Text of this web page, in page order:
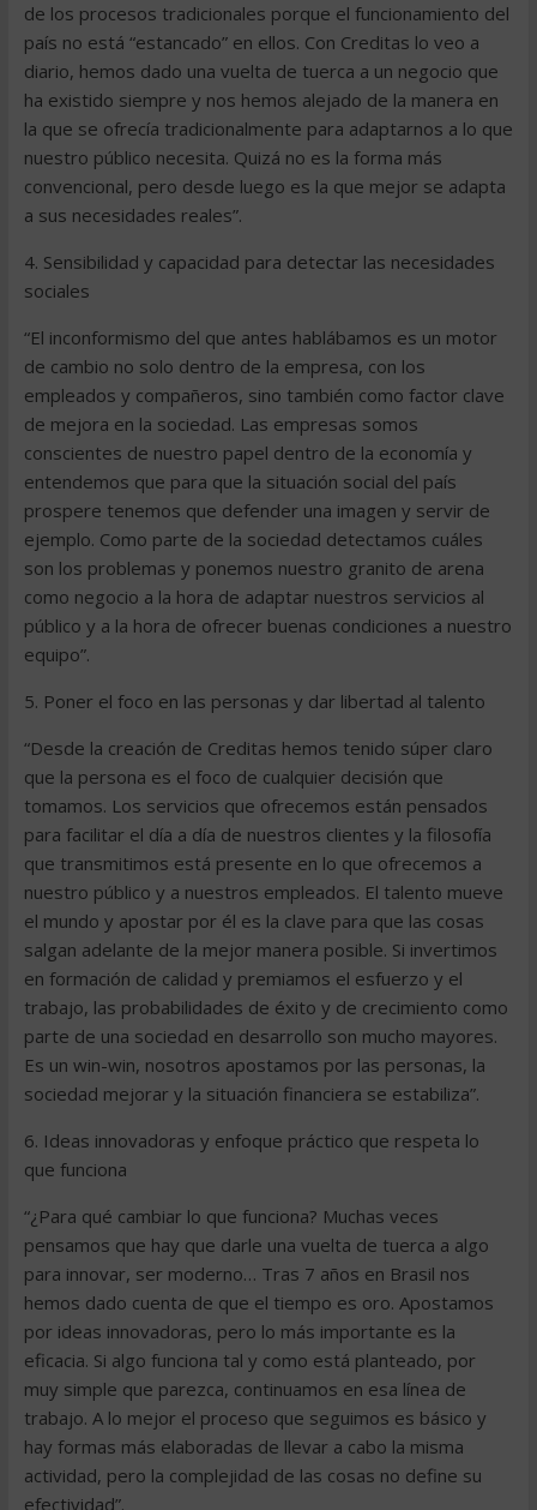
de los procesos tradicionales porque el funcionamiento del
país no está “estancado” en ellos. Con Creditas lo veo a
diario, hemos dado una vuelta de tuerca a un negocio que
ha existido siempre y nos hemos alejado de la manera en
la que se ofrecía tradicionalmente para adaptarnos a lo que
nuestro público necesita. Quizá no es la forma más
convencional, pero desde luego es la que mejor se adapta
a sus necesidades reales”.
4. Sensibilidad y capacidad para detectar las necesidades
sociales
“El inconformismo del que antes hablábamos es un motor
de cambio no solo dentro de la empresa, con los
empleados y compañeros, sino también como factor clave
de mejora en la sociedad. Las empresas somos
conscientes de nuestro papel dentro de la economía y
entendemos que para que la situación social del país
prospere tenemos que defender una imagen y servir de
ejemplo. Como parte de la sociedad detectamos cuáles
son los problemas y ponemos nuestro granito de arena
como negocio a la hora de adaptar nuestros servicios al
público y a la hora de ofrecer buenas condiciones a nuestro
equipo”.
5. Poner el foco en las personas y dar libertad al talento
“Desde la creación de Creditas hemos tenido súper claro
que la persona es el foco de cualquier decisión que
tomamos. Los servicios que ofrecemos están pensados
para facilitar el día a día de nuestros clientes y la filosofía
que transmitimos está presente en lo que ofrecemos a
nuestro público y a nuestros empleados. El talento mueve
el mundo y apostar por él es la clave para que las cosas
salgan adelante de la mejor manera posible. Si invertimos
en formación de calidad y premiamos el esfuerzo y el
trabajo, las probabilidades de éxito y de crecimiento como
parte de una sociedad en desarrollo son mucho mayores.
Es un win-win, nosotros apostamos por las personas, la
sociedad mejorar y la situación financiera se estabiliza”.
6. Ideas innovadoras y enfoque práctico que respeta lo
que funciona
“¿Para qué cambiar lo que funciona? Muchas veces
pensamos que hay que darle una vuelta de tuerca a algo
para innovar, ser moderno… Tras 7 años en Brasil nos
hemos dado cuenta de que el tiempo es oro. Apostamos
por ideas innovadoras, pero lo más importante es la
eficacia. Si algo funciona tal y como está planteado, por
muy simple que parezca, continuamos en esa línea de
trabajo. A lo mejor el proceso que seguimos es básico y
hay formas más elaboradas de llevar a cabo la misma
actividad, pero la complejidad de las cosas no define su
efectividad”.